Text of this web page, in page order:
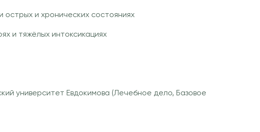
острых и хронических состояниях
и тяжёлых интоксикациях
университет Евдокимова (Лечебное дело, Базовое